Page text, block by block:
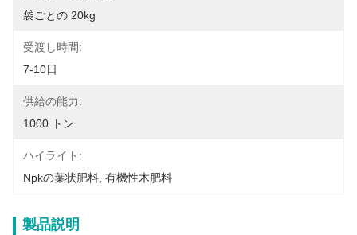
袋ごとの 20kg
受渡し時間:
7-10日
供給の能力:
1000 トン
ハイライト:
Npkの葉状肥料 有機性木肥料
製品説明